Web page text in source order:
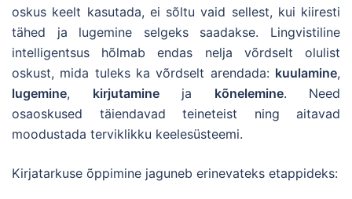
oskus keelt kasutada, ei sõltu vaid sellest, kui kiiresti
tähed ja lugemine selgeks saadakse. Lingvistiline
intelligentsus hõlmab endas nelja võrdselt olulist
oskust, mida tuleks ka võrdselt arendada: kuulamine,
lugemine, kirjutamineja kõnelemine. Need
osaoskused täiendavad teineteist ning aitavad
moodustada terviklikku keelesüsteemi.
Kirjatarkuse õppimine jaguneb erinevateks etappideks: